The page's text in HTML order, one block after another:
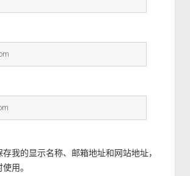
我的显示名称、邮箱地址和网站地址，
用。